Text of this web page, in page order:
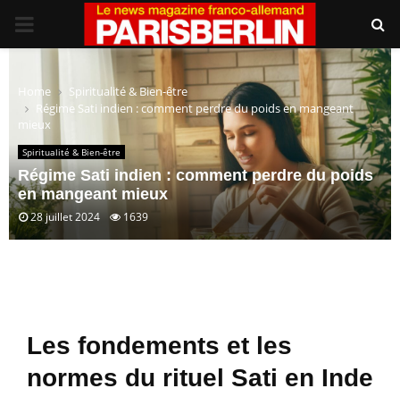
PRIMARY
MENU
Home
Spiritualité & Bien-être
Régime Sati indien : comment perdre du poids en mangeant
mieux
Spiritualité & Bien-être
Régime Sati indien : comment perdre du poids
en mangeant mieux
28 juillet 2024 1639
Les fondements et les
normes du rituel Sati en Inde